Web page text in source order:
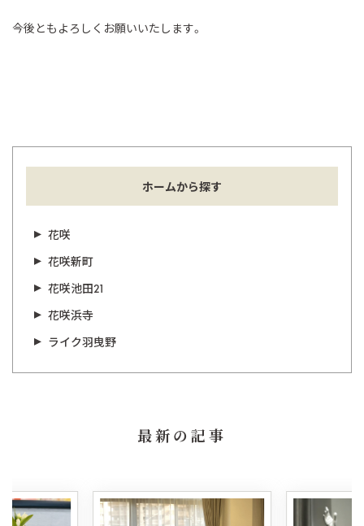
今後ともよろしくお願いいたします。
ホームから探す
花咲
花咲新町
花咲池田21
花咲浜寺
ライク羽曳野
最新の記事